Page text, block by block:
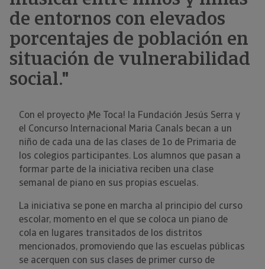
de entornos con elevados
porcentajes de población en
situación de vulnerabilidad
social."
Con el proyecto ¡Me Toca! la Fundación Jesús Serra y
el Concurso Internacional Maria Canals becan a un
niño de cada una de las clases de 1o de Primaria de
los colegios participantes. Los alumnos que pasan a
formar parte de la iniciativa reciben una clase
semanal de piano en sus propias escuelas.
La iniciativa se pone en marcha al principio del curso
escolar, momento en el que se coloca un piano de
cola en lugares transitados de los distritos
mencionados, promoviendo que las escuelas públicas
se acerquen con sus clases de primer curso de